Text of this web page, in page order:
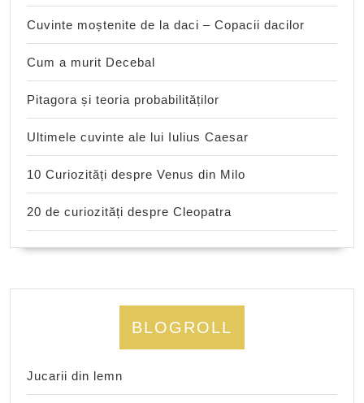
Cuvinte moștenite de la daci – Copacii dacilor
Cum a murit Decebal
Pitagora și teoria probabilităților
Ultimele cuvinte ale lui Iulius Caesar
10 Curiozități despre Venus din Milo
20 de curiozități despre Cleopatra
BLOGROLL
Jucarii din lemn